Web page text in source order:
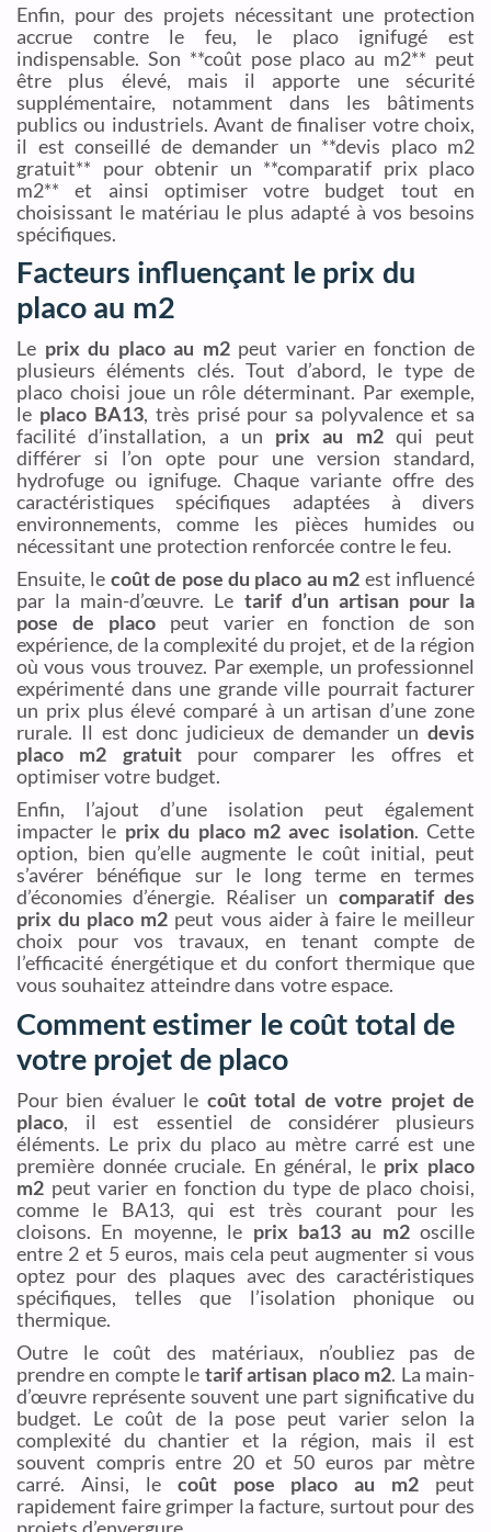
Enfin, pour des projets nécessitant une protection
accrue contre le feu, le placo ignifugé est
indispensable. Son **coût pose placo au m2** peut
être plus élevé, mais il apporte une sécurité
supplémentaire, notamment dans les bâtiments
publics ou industriels. Avant de finaliser votre choix,
il est conseillé de demander un **devis placo m2
gratuit** pour obtenir un **comparatif prix placo
m2** et ainsi optimiser votre budget tout en
choisissant le matériau le plus adapté à vos besoins
spécifiques.
Facteurs influençant le prix du
placo au m2
Le prix du placo au m2peut varier en fonction de
plusieurs éléments clés. Tout d’abord, le type de
placo choisi joue un rôle déterminant. Par exemple,
le placo BA13, très prisé pour sa polyvalence et sa
facilité d’installation, a un prix au m2qui peut
différer si l’on opte pour une version standard,
hydrofuge ou ignifuge. Chaque variante offre des
caractéristiques spécifiques adaptées à divers
environnements, comme les pièces humides ou
nécessitant une protection renforcée contre le feu.
Ensuite, le coût de pose du placo au m2 est influencé
par la main-d’œuvre. Le tarif d’un artisan pour la
pose de placopeut varier en fonction de son
expérience, de la complexité du projet, et de la région
où vous vous trouvez. Par exemple, un professionnel
expérimenté dans une grande ville pourrait facturer
un prix plus élevé comparé à un artisan d’une zone
rurale. Il est donc judicieux de demander un devis
placo m2 gratuitpour comparer les offres et
optimiser votre budget.
Enfin, l’ajout d’une isolation peut également
impacter le prix du placo m2 avec isolation. Cette
option, bien qu’elle augmente le coût initial, peut
s’avérer bénéfique sur le long terme en termes
d’économies d’énergie. Réaliser un comparatif des
prix du placo m2 peut vous aider à faire le meilleur
choix pour vos travaux, en tenant compte de
l’efficacité énergétique et du confort thermique que
vous souhaitez atteindre dans votre espace.
Comment estimer le coût total de
votre projet de placo
Pour bien évaluer le coût total de votre projet de
placo, il est essentiel de considérer plusieurs
éléments. Le prix du placo au mètre carré est une
première donnée cruciale. En général, le prix placo
m2 peut varier en fonction du type de placo choisi,
comme le BA13, qui est très courant pour les
cloisons. En moyenne, le prix ba13 au m2oscille
entre 2 et 5 euros, mais cela peut augmenter si vous
optez pour des plaques avec des caractéristiques
spécifiques, telles que l’isolation phonique ou
thermique.
Outre le coût des matériaux, n’oubliez pas de
prendre en compte le tarif artisan placo m2. La main-
d’œuvre représente souvent une part significative du
budget. Le coût de la pose peut varier selon la
complexité du chantier et la région, mais il est
souvent compris entre 20 et 50 euros par mètre
carré. Ainsi, le coût pose placo au m2 peut
rapidement faire grimper la facture, surtout pour des